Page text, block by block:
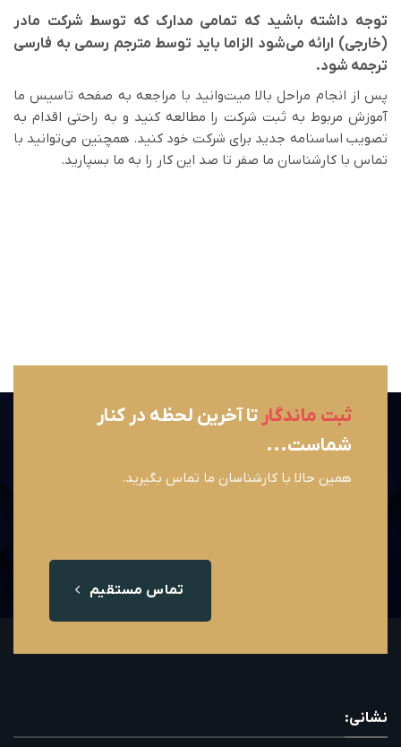
توجه داشته باشید که تمامی مدارک که توسط شرکت مادر
(خارجی) ارائه می‌شود الزاما باید توسط مترجم رسمی به فارسی
ترجمه شود.
پس از انجام مراحل بالا میت‌وانید با مراجعه به صفحه تاسیس ما
آموزش مربوط به ثبت شرکت را مطالعه کنید و به راحتی اقدام به
تصویب اساسنامه جدید برای شرکت خود کنید. همچنین می‌توانید با
تماس با کارشناسان ما صفر تا صد این کار را به ما بسپارید.
ثبت ماندگار تا آخرین لحظه در کنار
شماست...
همین حالا با کارشناسان ما تماس بگیرید.
تماس مستقیم
نشانی: